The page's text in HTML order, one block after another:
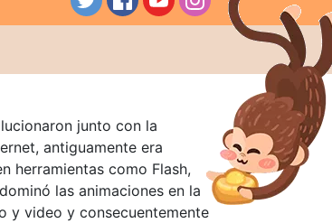
junto con la
antiguamente era
herramientas como Flash,
las animaciones en la
y video y consecuentemente